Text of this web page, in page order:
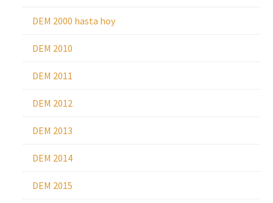
DEM 2000 hasta hoy
DEM 2010
DEM 2011
DEM 2012
DEM 2013
DEM 2014
DEM 2015